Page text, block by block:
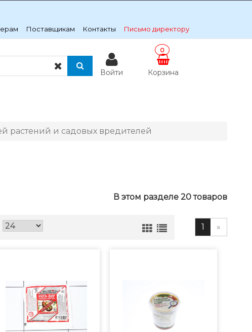
Поставщикам Контакты Письмо директору
Войти Корзина
0
растений и садовых вредителей
В этом разделе 20 товаров
1 »